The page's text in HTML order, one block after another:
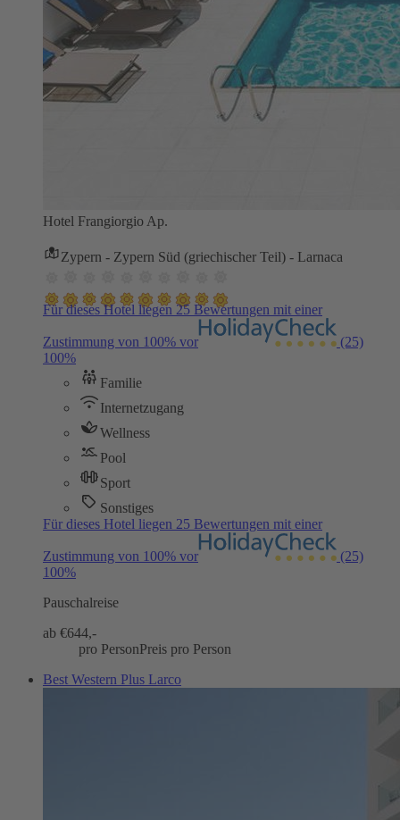
Hotel Frangiorgio Ap.
Zypern - Zypern Süd (griechischer Teil) - Larnaca
Für dieses Hotel liegen 25 Bewertungen mit einer
Zustimmung von 100% vor
(25)
100%
Familie
Internetzugang
Wellness
Pool
Sport
Sonstiges
Für dieses Hotel liegen 25 Bewertungen mit einer
Zustimmung von 100% vor
(25)
100%
Pauschalreise
ab €644,-
pro PersonPreis pro Person
Best Western Plus Larco